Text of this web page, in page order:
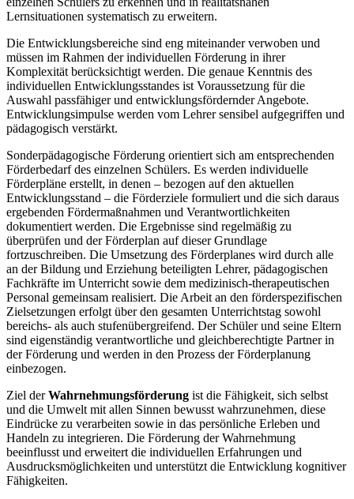
Lernsituationen systematisch zu erweitern.
Die Entwicklungsbereiche sind eng miteinander verwoben und
müssen im Rahmen der individuellen Förderung in ihrer
Komplexität berücksichtigt werden. Die genaue Kenntnis des
individuellen Entwicklungsstandes ist Voraussetzung für die
Auswahl passfähiger und entwicklungsfördernder Angebote.
Entwicklungsimpulse werden vom Lehrer sensibel aufgegriffen und
pädagogisch verstärkt.
Sonderpädagogische Förderung orientiert sich am entsprechenden
Förderbedarf des einzelnen Schülers. Es werden individuelle
Förderpläne erstellt, in denen – bezogen auf den aktuellen
Entwicklungsstand – die Förderziele formuliert und die sich daraus
ergebenden Fördermaßnahmen und Verantwortlichkeiten
dokumentiert werden. Die Ergebnisse sind regelmäßig zu
überprüfen und der Förderplan auf dieser Grundlage
fortzuschreiben. Die Umsetzung des Förderplanes wird durch alle
an der Bildung und Erziehung beteiligten Lehrer, pädagogischen
Fachkräfte im Unterricht sowie dem medizinisch-therapeutischen
Personal gemeinsam realisiert. Die Arbeit an den förderspezifischen
Zielsetzungen erfolgt über den gesamten Unterrichtstag sowohl
bereichs- als auch stufenübergreifend. Der Schüler und seine Eltern
sind eigenständig verantwortliche und gleichberechtigte Partner in
der Förderung und werden in den Prozess der Förderplanung
einbezogen.
Ziel derWahrnehmungsförderung ist die Fähigkeit, sich selbst
und die Umwelt mit allen Sinnen bewusst wahrzunehmen, diese
Eindrücke zu verarbeiten sowie in das persönliche Erleben und
Handeln zu integrieren. Die Förderung der Wahrnehmung
beeinflusst und erweitert die individuellen Erfahrungen und
Ausdrucksmöglichkeiten und unterstützt die Entwicklung kognitiver
Fähigkeiten.